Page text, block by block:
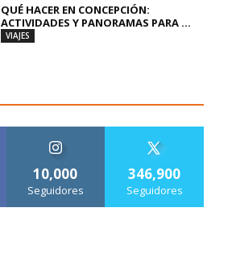
QUÉ HACER EN CONCEPCIÓN:
ACTIVIDADES Y PANORAMAS PARA ...
VIAJES
10,000
Seguidores
346,900
Seguidores